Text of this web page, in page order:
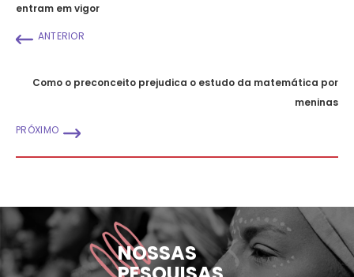
entram em vigor
ANTERIOR
Como o preconceito prejudica o estudo da matemática por
meninas
PRÓXIMO
NOSSAS